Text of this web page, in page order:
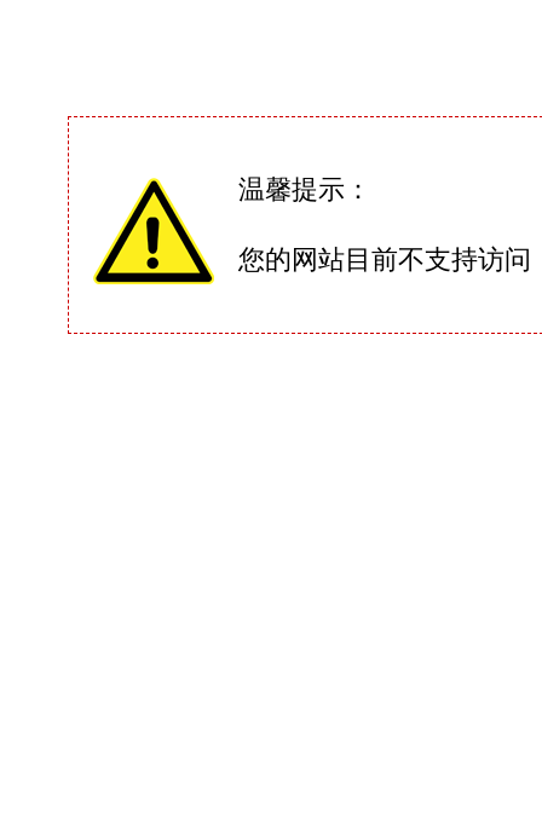
温馨提示：
您的网站目前不支持访